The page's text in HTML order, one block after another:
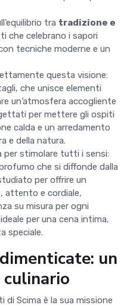
tra tradizione e
che celebrano i sapori
tecniche moderne e un
questa visione:
che unisce elementi
un’atmosfera accogliente
per mettere gli ospiti
calda e un arredamento
e della natura.
per stimolare tutti i sensi:
che si diffonde dalla
per offrire un
attento e cordiale,
su misura per ogni
per una cena intima,
speciale.
un
Scima è la sua missione